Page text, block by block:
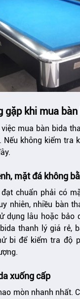
gặp khi mua
mua bàn bida
không kiểm tra
mặt đá không
chuẩn phải có
nhiên, nhiều bàn
dụng lâu hoặc bảo
thanh lý giá rẻ,
bi để kiểm tra độ
xuống cấp
mòn nhanh nhất.